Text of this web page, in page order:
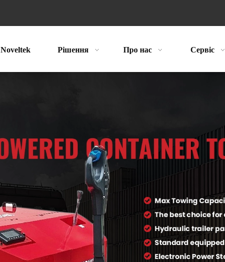
Noveltek Рішення Про нас Сервіс